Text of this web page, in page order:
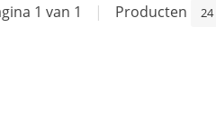
1 van 1 | Producten 24